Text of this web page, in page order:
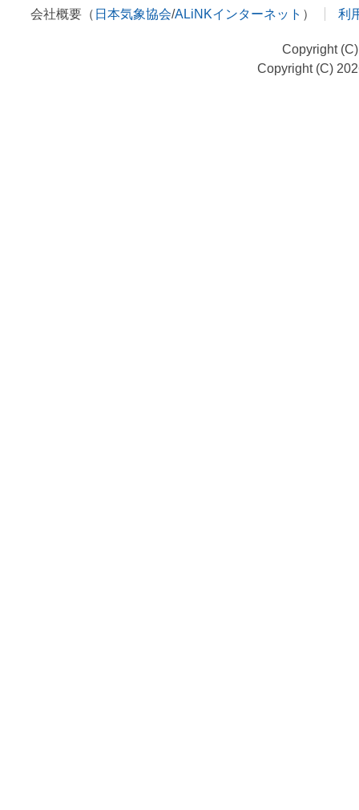
会社概要（ 日本気象協会/ALiNKインターネット ） 利
Copyright
Copyright (C)